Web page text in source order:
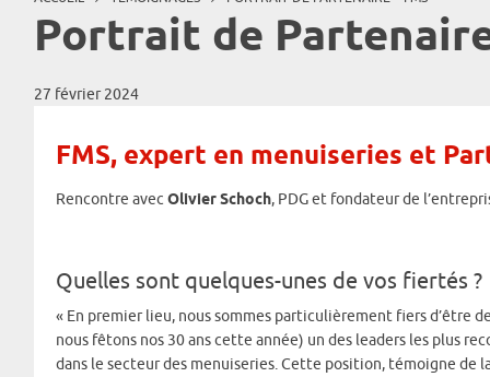
Portrait de
27 février 2024
FMS, expert en menuiseries et
Rencontre avec Olivier Schoch, PDG et fondateur de
Quelles sont quelques-unes de vos fiertés ?
« En premier lieu, nous sommes particulièrement fiers d’être
nous fêtons nos 30 ans cette année) un des leaders les plus
dans le secteur des menuiseries. Cette position, témoigne de